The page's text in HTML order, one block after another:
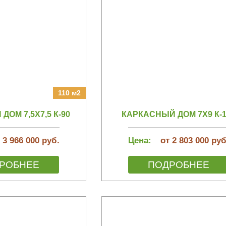
110 м2
7,5Х7,5 К-90
3 966 000 руб.
КАРКАСНЫЙ ДОМ 7Х9 К-
Цена: от 2 803 000
ПОДРОБНЕЕ